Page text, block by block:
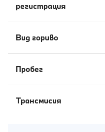
регистрация
Вид гориво
Пробег
Tрансмисия